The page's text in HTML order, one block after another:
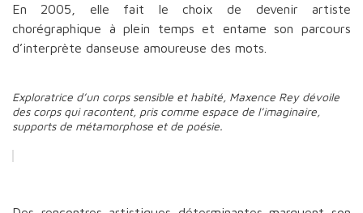
En 2005, elle fait le choix de devenir artiste
chorégraphique à plein temps et entame son parcours
d’interprète danseuse amoureuse des mots.
Exploratrice d’un corps sensible et habité, Maxence Rey dévoile
des corps qui racontent, pris comme espace de l’imaginaire,
supports de métamorphose et de poésie.